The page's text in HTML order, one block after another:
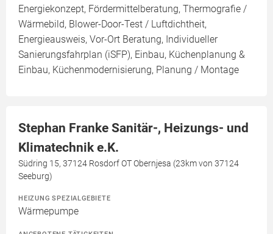
Energiekonzept, Fördermittelberatung, Thermografie /
Wärmebild, Blower-Door-Test / Luftdichtheit,
Energieausweis, Vor-Ort Beratung, Individueller
Sanierungsfahrplan (iSFP), Einbau, Küchenplanung &
Einbau, Küchenmodernisierung, Planung / Montage
Stephan Franke Sanitär-, Heizungs- und
Klimatechnik e.K.
Südring 15, 37124 Rosdorf OT Obernjesa (23km von 37124
Seeburg)
HEIZUNG SPEZIALGEBIETE
Wärmepumpe